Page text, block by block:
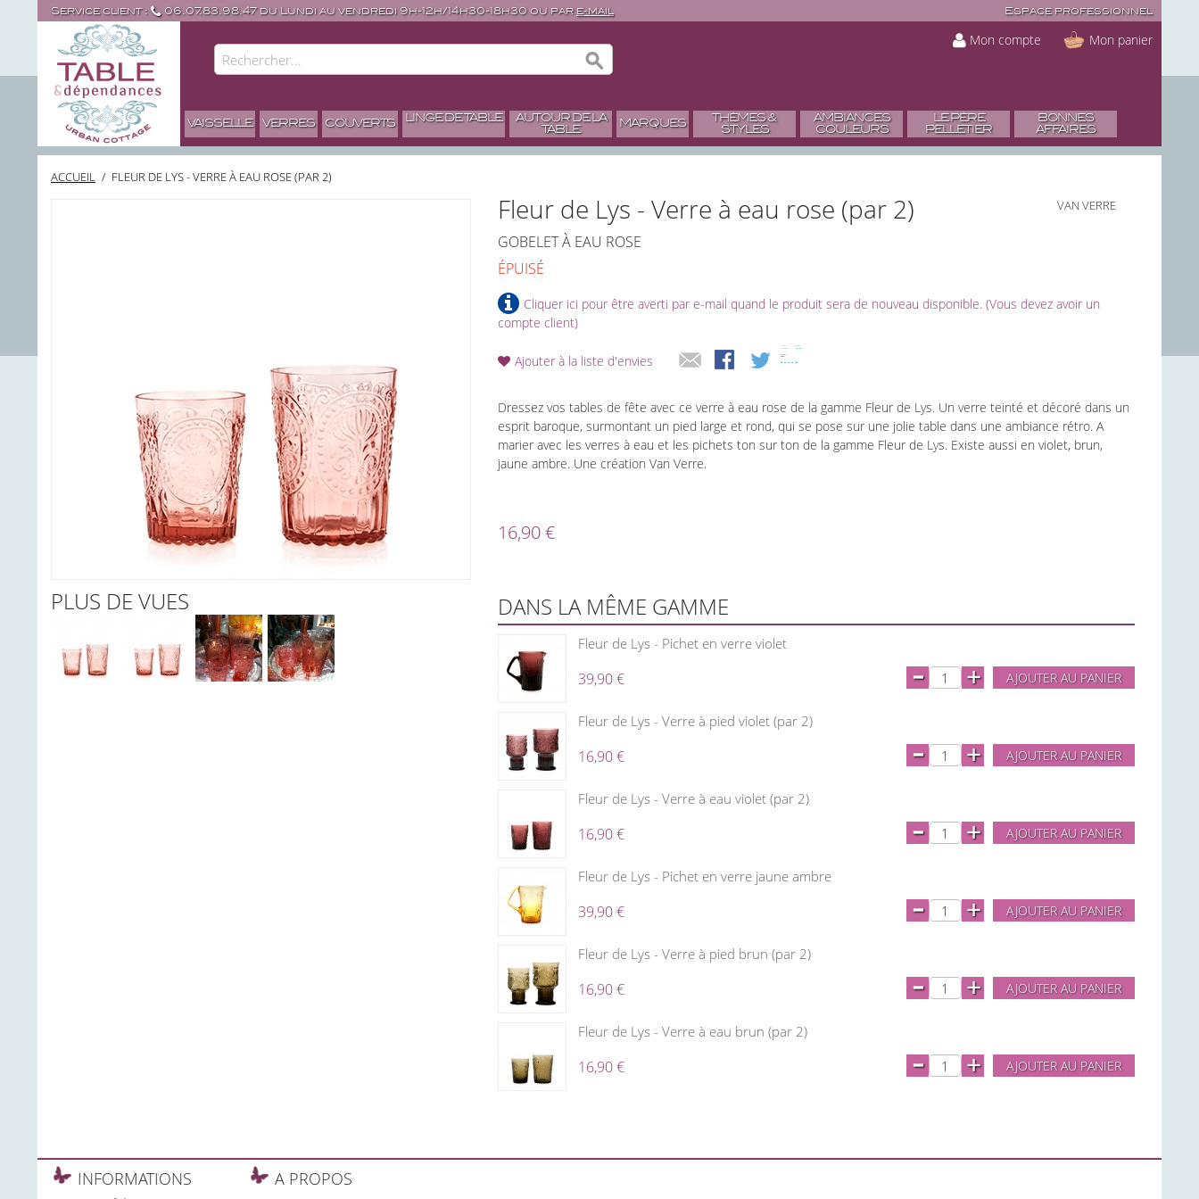
Service client : 06.07.83.98.47 du Lundi au vendredi 9h-12h/14h30-18h30 ou par e-mail Espace professionnel
Mon compte Mon panier
VAISSELLE VERRES COUVERTS LINGE DE TABLE
AUTOUR DE LA
TABLE
MARQUES
THÈMES &
STYLES
AMBIANCES
COULEURS
LE PÈRE
PELLETIER
BONNES
AFFAIRES
ACCUEIL / FLEUR DE LYS - VERRE À EAU ROSE (PAR 2)
PLUS DE VUES
Fleur de Lys - Verre à eau rose (par 2)
GOBELET À EAU ROSE
VAN VERRE
ÉPUISÉ
Cliquer ici pour être averti par e-mail quand le produit sera de nouveau disponible. (Vous devez avoir un
compte client)
Ajouter à la liste d'envies
Dressez vos tables de fête avec ce verre à eau rose de la gamme Fleur de Lys. Un verre teinté et décoré dans un
esprit baroque, surmontant un pied large et rond, qui se pose sur une jolie table dans une ambiance rétro. A
marier avec les verres à eau et les pichets ton sur ton de la gamme Fleur de Lys. Existe aussi en violet, brun,
jaune ambre. Une création Van Verre.
16,90 €
DANS LA MÊME GAMME
Fleur de Lys - Pichet en verre violet
39,90 € AJOUTER AU PANIER
- +
Fleur de Lys - Verre à pied violet (par 2)
16,90 € AJOUTER AU PANIER
- +
Fleur de Lys - Verre à eau violet (par 2)
16,90 € AJOUTER AU PANIER
- +
Fleur de Lys - Pichet en verre jaune ambre
39,90 € AJOUTER AU PANIER
- +
Fleur de Lys - Verre à pied brun (par 2)
16,90 € AJOUTER AU PANIER
- +
Fleur de Lys - Verre à eau brun (par 2)
16,90 € AJOUTER AU PANIER
- +
INFORMATIONS A PROPOS